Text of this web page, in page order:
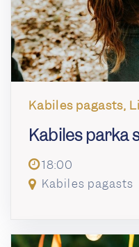
Kabiles pagasts,
Kabiles parka
18:00
Kabiles pagasts